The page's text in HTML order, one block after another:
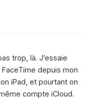
trop, là. J’essaie
depuis mon
iPad, et pourtant on
compte iCloud.